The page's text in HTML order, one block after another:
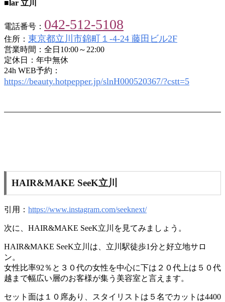
■lar 立川
電話番号： 042-512-5108
住所： 東京都立川市錦町１-4-24 藤田ビル2F
営業時間：全日10:00～22:00
定休日：年中無休
24h WEB予約：
https://beauty.hotpepper.jp/slnH000520367/?cstt=5
HAIR&MAKE SeeK立川
引用： https://www.instagram.com/seeknext/
次に、HAIR&MAKE SeeK立川を見てみましょう。
HAIR&MAKE SeeK立川は、立川駅徒歩1分と好立地サロ
ン。
女性比率92％と３０代の女性を中心に下は２０代上は５０代
越まで幅広い層のお客様が集う美容室と言えます。
セット面は１０席あり、スタイリストは５名でカットは4400